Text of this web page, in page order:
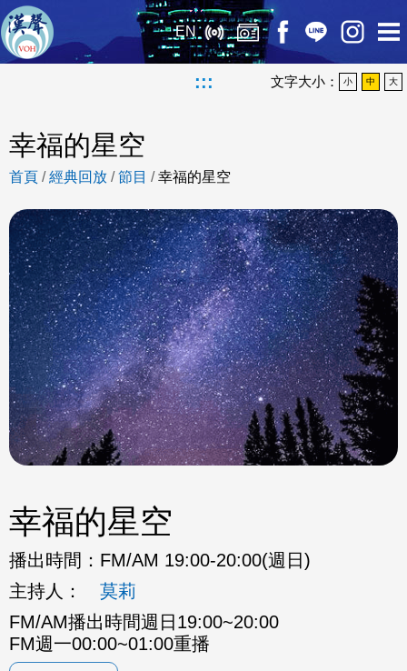
EN
::: 文字大小： 小 中 大
幸福的星空
首頁 /經典回放 /節目 /幸福的星空
幸福的星空
播出時間： FM/AM 19:00-20:00(週日)
主持人：
莫莉
FM/AM播出時間週日19:00~20:00
FM週一00:00~01:00重播